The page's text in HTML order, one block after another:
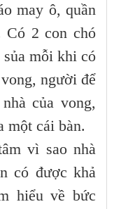
may ô, quần
Có 2 con chó
mỗi khi có
người để
của vong,
một cái bàn.
vì sao nhà
có được khả
hiểu về bức